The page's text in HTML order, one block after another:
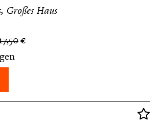
Großes Haus
€